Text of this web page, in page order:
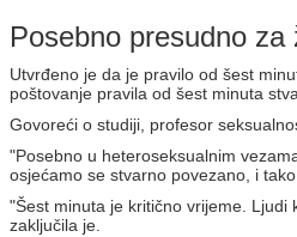
Posebno presudno za
Utvrđeno je da je pravilo od šest
poštovanje pravila od šest minuta
Govoreći o studiji, profesor
"Posebno u heteroseksualnim
osjećamo se stvarno povezano, i
"Šest minuta je kritično vrijeme. Ljudi
zaključila je.